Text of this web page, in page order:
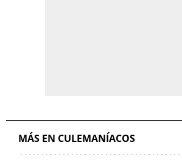
MÁS EN CULEMANÍACOS